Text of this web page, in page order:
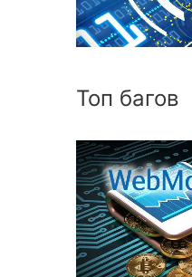
Топ багов